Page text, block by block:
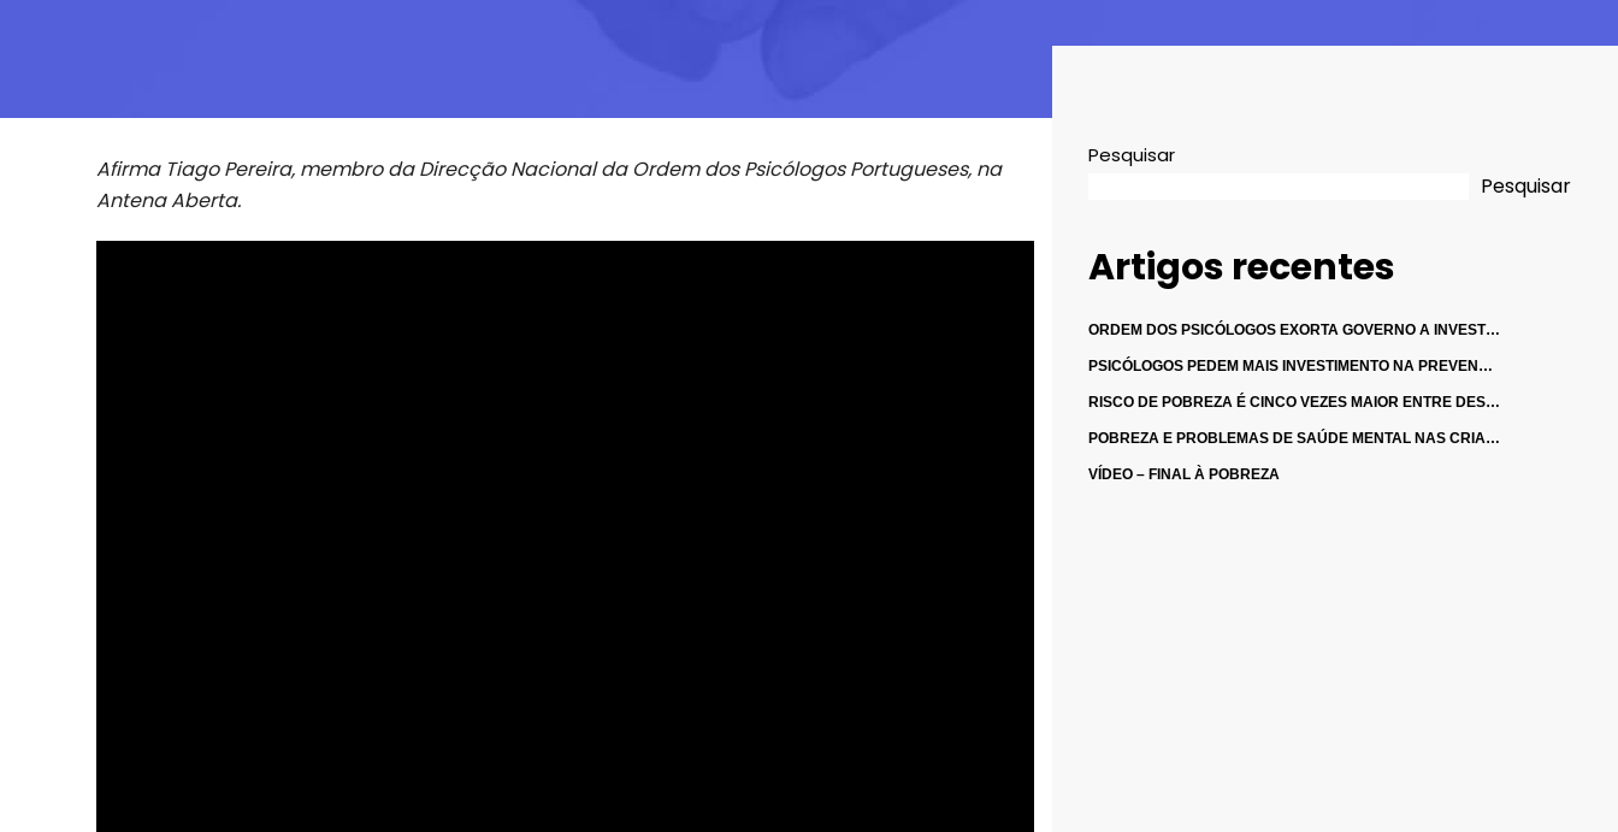
Afirma Tiago Pereira, membro da Direcção Nacional da Ordem dos Psicólogos Portugueses, na
Antena Aberta.
Pesquisar
Pesquisar
Artigos recentes
ORDEM DOS PSICÓLOGOS EXORTA GOVERNO A INVESTIR NO DESENVOLVIMENTO INFANTIL
PSICÓLOGOS PEDEM MAIS INVESTIMENTO NA PREVENÇÃO DE MAUS-TRATOS INFANTIS
RISCO DE POBREZA É CINCO VEZES MAIOR ENTRE DESEMPREGADOS
POBREZA E PROBLEMAS DE SAÚDE MENTAL NAS CRIANÇAS E FAMÍLIAS: AS DUAS FACES DA MESMA MOEDA
VÍDEO – FINAL À POBREZA